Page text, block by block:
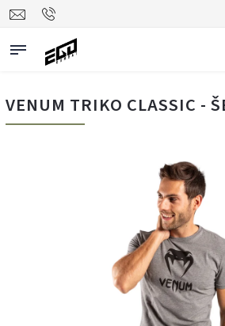
VENUM TRIKO CLASSIC -